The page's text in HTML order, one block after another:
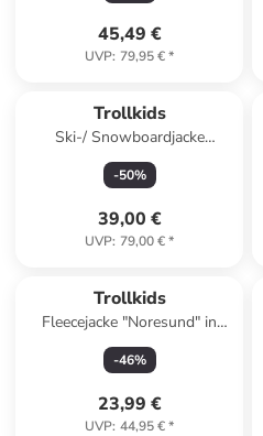
45,49 €
UVP: 79,95 €*
Trollkids
Ski-/ Snowboardjacke
"Norefjell" in Hellbraun
-50%
39,00 €
UVP: 79,00 €*
Trollkids
Fleecejacke "Noresund" in
Blau
-46%
23,99 €
UVP: 44,95 €*